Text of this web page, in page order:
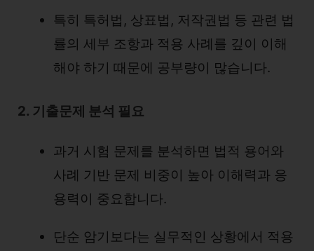
특히 특허법, 상표법, 저작권법 등 관련 법
률의 세부 조항과 적용 사례를 깊이 이해
해야 하기 때문에 공부량이 많습니다.
2. 기출문제 분석 필요
과거 시험 문제를 분석하면 법적 용어와
사례 기반 문제 비중이 높아 이해력과 응
용력이 중요합니다.
단순 암기보다는 실무적인 상황에서 적용